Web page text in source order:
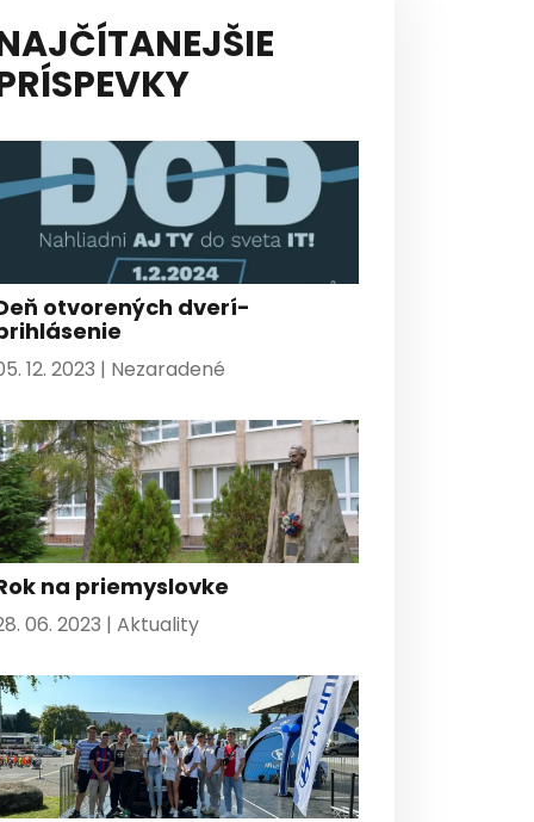
otvorených dverí-
12. 2023 | Nezaradené
na priemyslovke
06. 2023 | Aktuality